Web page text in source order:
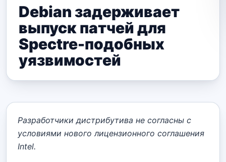
Debian задерживает
выпуск патчей для
Spectre-подобных
уязвимостей
Разработчики дистрибутива не согласны с
условиями нового лицензионного соглашения
Intel.